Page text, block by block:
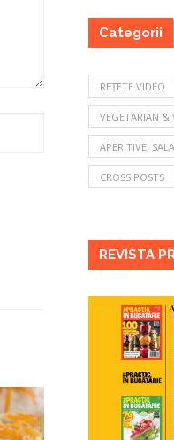
Categorii
REȚETE VIDEO
VEGETARIAN &
APERITIVE,
CROSS POSTS
REVISTA